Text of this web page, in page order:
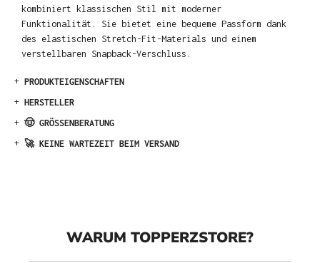
kombiniert klassischen Stil mit moderner
Funktionalität. Sie bietet eine bequeme Passform dank
des elastischen Stretch-Fit-Materials und einem
verstellbaren Snapback-Verschluss.
+ PRODUKTEIGENSCHAFTEN
+ HERSTELLER
+ 🤠 GRÖSSENBERATUNG
+ 🚀 KEINE WARTEZEIT BEIM VERSAND
WARUM TOPPERZSTORE?